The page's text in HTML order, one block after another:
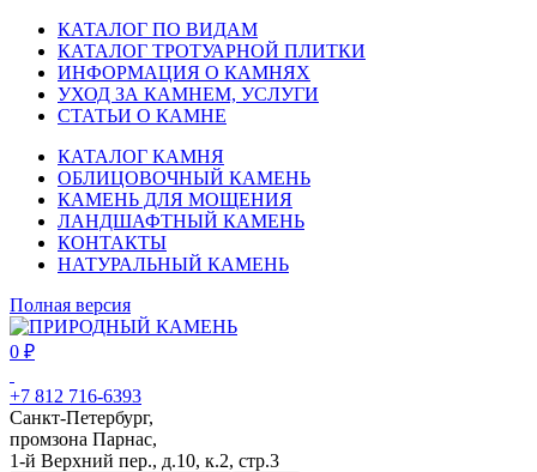
КАТАЛОГ ПО ВИДАМ
КАТАЛОГ ТРОТУАРНОЙ ПЛИТКИ
ИНФОРМАЦИЯ О КАМНЯХ
УХОД ЗА КАМНЕМ, УСЛУГИ
СТАТЬИ О КАМНЕ
КАТАЛОГ КАМНЯ
ОБЛИЦОВОЧНЫЙ КАМЕНЬ
КАМЕНЬ ДЛЯ МОЩЕНИЯ
ЛАНДШАФТНЫЙ КАМЕНЬ
КОНТАКТЫ
НАТУРАЛЬНЫЙ КАМЕНЬ
Полная версия
0 ₽
+7 812 716-6393
Санкт-Петербург,
промзона Парнас,
1-й Верхний пер., д.10, к.2, стр.3